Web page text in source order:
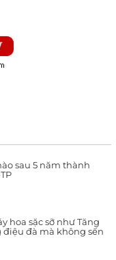
sau 5 năm thành
hoa sặc sỡ như Tăng
điệu đà mà không sến